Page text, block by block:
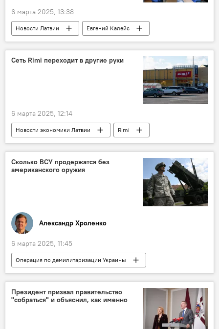
6 марта 2025, 13:38
Новости Латвии
Евгений Калейс
пациенты
Сеть Rimi переходит в другие руки
6 марта 2025, 12:14
Новости экономики Латвии
Rimi
Хенрикс Данусевичс
Сколько ВСУ продержатся без
американского оружия
Александр Хроленко
6 марта 2025, 11:45
Операция по демилитаризации Украины
Колумнисты
Эксперты Sputnik Латвия
Россия
Украина
США
Европа
военная операция
Президент призвал правительство
"собраться" и объяснил, как именно